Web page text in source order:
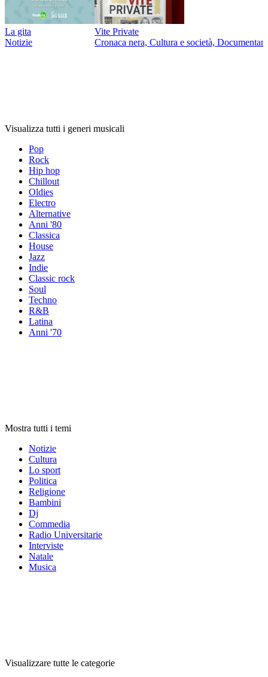
La gita
Notizie
Vite Private
Cronaca nera, Cultura e società,
Visualizza tutti i generi musicali
Pop
Rock
Hip hop
Chillout
Oldies
Electro
Alternative
Anni '80
Classica
House
Jazz
Indie
Classic rock
Soul
Techno
R&B
Latina
Anni '70
Mostra tutti i temi
Notizie
Cultura
Lo sport
Politica
Religione
Bambini
Dj
Commedia
Radio Universitarie
Interviste
Natale
Musica
Visualizzare tutte le categorie